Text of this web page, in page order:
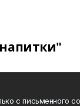
с письменного